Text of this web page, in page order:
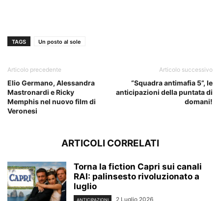
TAGS Un posto al sole
Articolo precedente
Elio Germano, Alessandra
Mastronardi e Ricky
Memphis nel nuovo film di
Veronesi
Articolo successivo
“Squadra antimafia 5”, le
anticipazioni della puntata di
domani!
ARTICOLI CORRELATI
Torna la fiction Capri sui canali
RAI: palinsesto rivoluzionato a
luglio
ANTICIPAZIONI 2 Luglio 2026